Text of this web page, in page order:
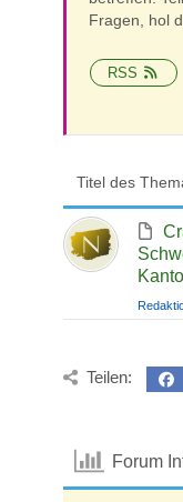
Fragen, hol
RSS
Titel des
Teilen:
Forum